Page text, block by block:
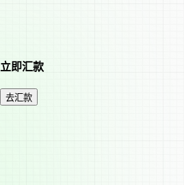
立即汇款
去汇款